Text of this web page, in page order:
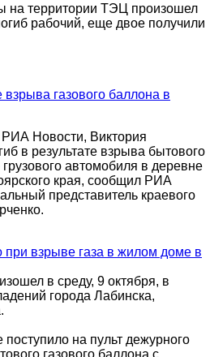
на территории ТЭЦ произошел
рабочий, еще двое получили
взрыва газового баллона в
Новости, Виктория
в результате взрыва бытового
грузового автомобиля в деревне
края, сообщил РИА
представитель краевого
при взрыве газа в жилом доме в
в среду, 9 октября, в
города Лабинска,
на пульт дежурного
газового баллона с